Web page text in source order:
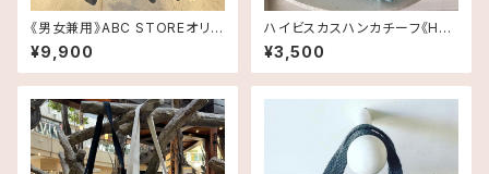
《男女兼用》ABC STOREオリジ
ナル・パーカー・ブラック
¥9,900
ハイビスカスハンカチーフ《HA
WAII限定》DEAN＆DELUCA H
AWAII ディーン＆デルーカ1枚
¥3,500